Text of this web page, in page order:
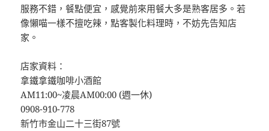
服務不錯，餐點便宜，感覺前來用餐大多是熟客居多。若
像懶喵一樣不擅吃辣，點客製化料理時，不妨先告知店
家。
店家資料：
拿鐵拿鐵咖啡小酒館
AM11:00~凌晨AM00:00 (週一休)
0908-910-778
新竹市金山二十三街87號